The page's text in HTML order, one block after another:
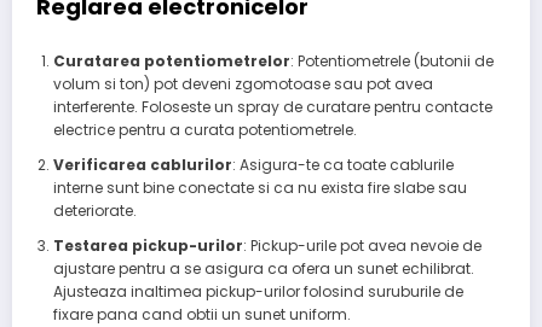
Reglarea electronicelor
Curatarea potentiometrelor: Potentiometrele (butonii de
volum si ton) pot deveni zgomotoase sau pot avea
interferente. Foloseste un spray de curatare pentru contacte
electrice pentru a curata potentiometrele.
Verificarea cablurilor: Asigura-te ca toate cablurile
interne sunt bine conectate si ca nu exista fire slabe sau
deteriorate.
Testarea pickup-urilor: Pickup-urile pot avea nevoie de
ajustare pentru a se asigura ca ofera un sunet echilibrat.
Ajusteaza inaltimea pickup-urilor folosind suruburile de
fixare pana cand obtii un sunet uniform.